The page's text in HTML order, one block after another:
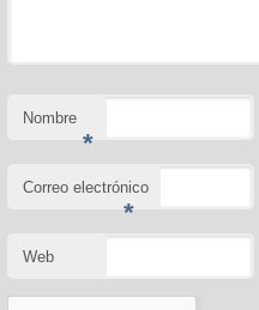
Nombre
*
Correo electrónico
*
Web